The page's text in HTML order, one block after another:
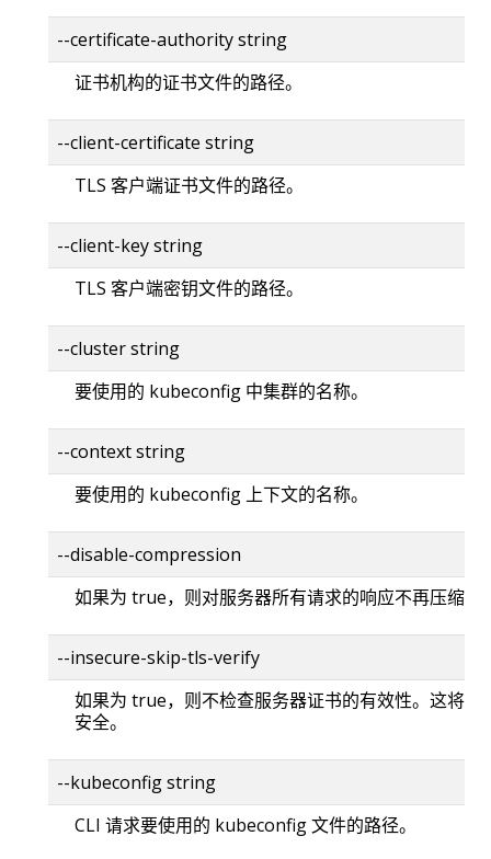
--certificate-authority string
证书机构的证书文件的路径。
--client-certificate string
TLS 客户端证书文件的路径。
--client-key string
TLS 客户端密钥文件的路径。
--cluster string
要使用的 kubeconfig 中集群的名称。
--context string
要使用的 kubeconfig 上下文的名称。
--disable-compression
如果为 true，则对服务器所有请求的响应不再压缩。
--insecure-skip-tls-verify
如果为 true，则不检查服务器证书的有效性。这将使
安全。
--kubeconfig string
CLI 请求要使用的 kubeconfig 文件的路径。